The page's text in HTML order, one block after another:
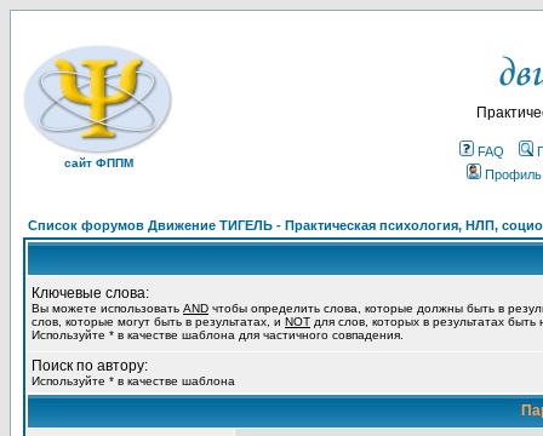
сайт ФППМ
FAQ
Профиль
Список форумов Движение ТИГЕЛЬ - Практическая психология, НЛП,
Ключевые слова:
Вы можете использовать AND чтобы определить слова, которые должны быть в
слов, которые могут быть в результатах, и NOT для слов, которых в результатах
Используйте * в качестве шаблона для частичного совпадения.
Поиск по автору:
Используйте * в качестве шаблона